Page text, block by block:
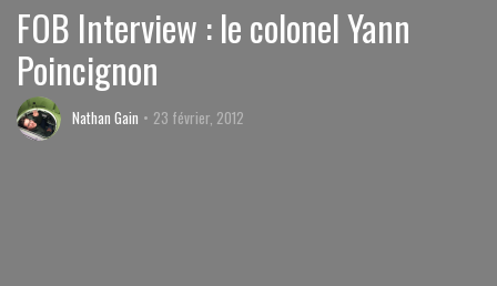
FOB Interview : le colonel Yann
Poincignon
Nathan Gain 23 février, 2012